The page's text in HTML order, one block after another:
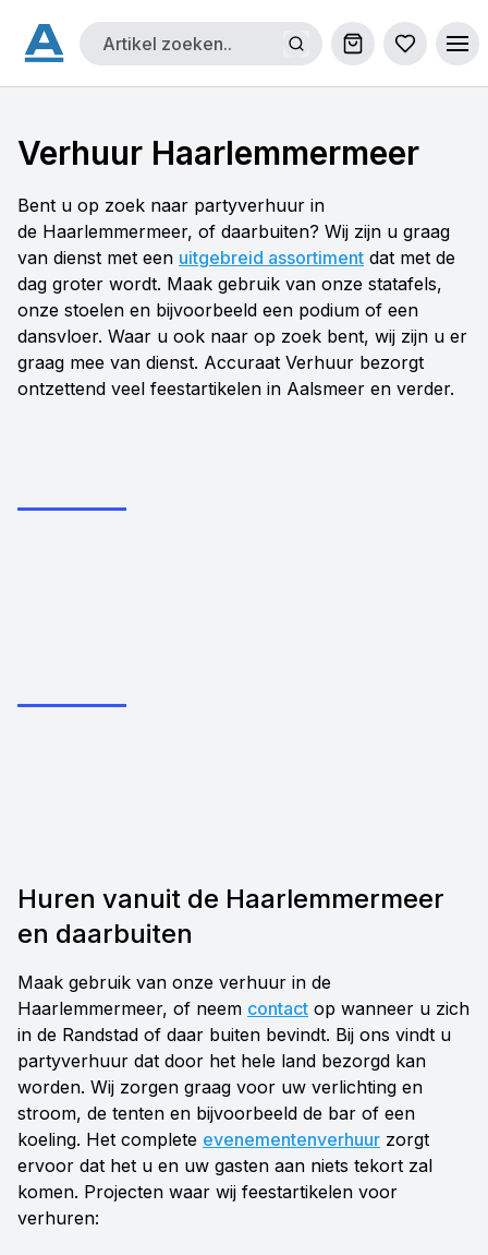
Winkelwagen
Verhuur Haarlemmermeer
Bent u op zoek naar partyverhuur in
de Haarlemmermeer, of daarbuiten? Wij zijn u graag
van dienst met een uitgebreid assortiment dat met de
dag groter wordt. Maak gebruik van onze statafels,
onze stoelen en bijvoorbeeld een podium of een
dansvloer. Waar u ook naar op zoek bent, wij zijn u er
graag mee van dienst. Accuraat Verhuur bezorgt
ontzettend veel feestartikelen in Aalsmeer en verder.
Huren vanuit de Haarlemmermeer
en daarbuiten
Maak gebruik van onze verhuur in de
Haarlemmermeer, of neem contact op wanneer u zich
in de Randstad of daar buiten bevindt. Bij ons vindt u
partyverhuur dat door het hele land bezorgd kan
worden. Wij zorgen graag voor uw verlichting en
stroom, de tenten en bijvoorbeeld de bar of een
koeling. Het complete evenementenverhuur zorgt
ervoor dat het u en uw gasten aan niets tekort zal
komen. Projecten waar wij feestartikelen voor
verhuren: